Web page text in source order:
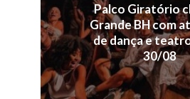
Palco Giratório
Grande BH com
de dança e
30/08